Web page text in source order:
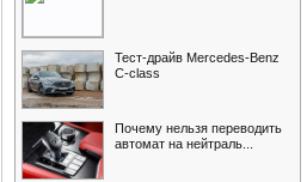
Тест-драйв Mercedes-Benz
С-class
Почему нельзя переводить
автомат на нейтраль...